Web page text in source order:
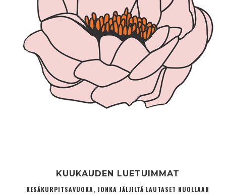
KUUKAUDEN LUETUIMMAT
KESÄKURPITSAVUOKA, JONKA JÄLJILTÄ LAUTASET NUOLLAAN